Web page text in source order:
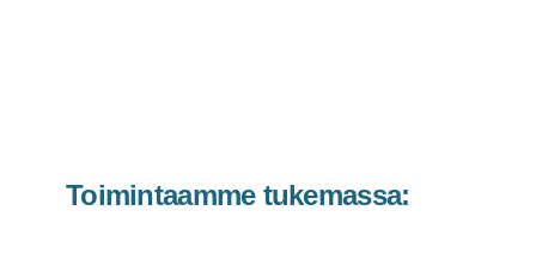
Toimintaamme tukemassa: